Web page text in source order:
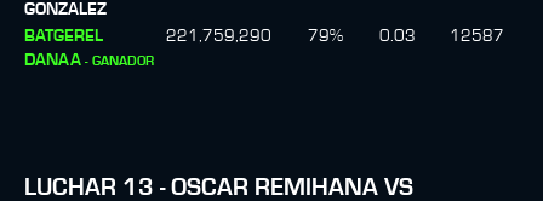
GONZALEZ
BATGEREL
DANAA - GANADOR
221,759,290 79% 0.03 12587
LUCHAR 13 - OSCAR REMIHANA VS